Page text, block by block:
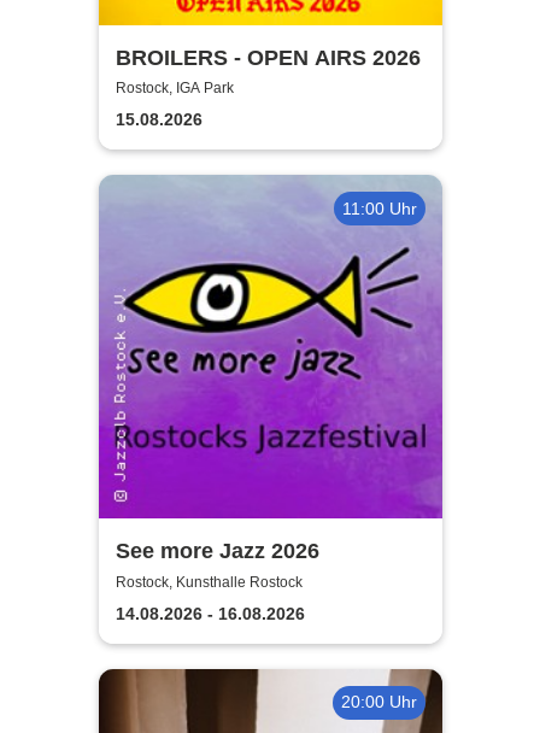
BROILERS - OPEN AIRS 2026
Rostock, IGA Park
15.08.2026
11:00 Uhr
See more Jazz 2026
Rostock, Kunsthalle Rostock
14.08.2026 - 16.08.2026
20:00 Uhr